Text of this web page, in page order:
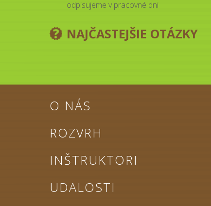
odpisujeme v pracovné dni
NAJČASTEJŠIE OTÁZKY
O NÁS
ROZVRH
INŠTRUKTORI
UDALOSTI